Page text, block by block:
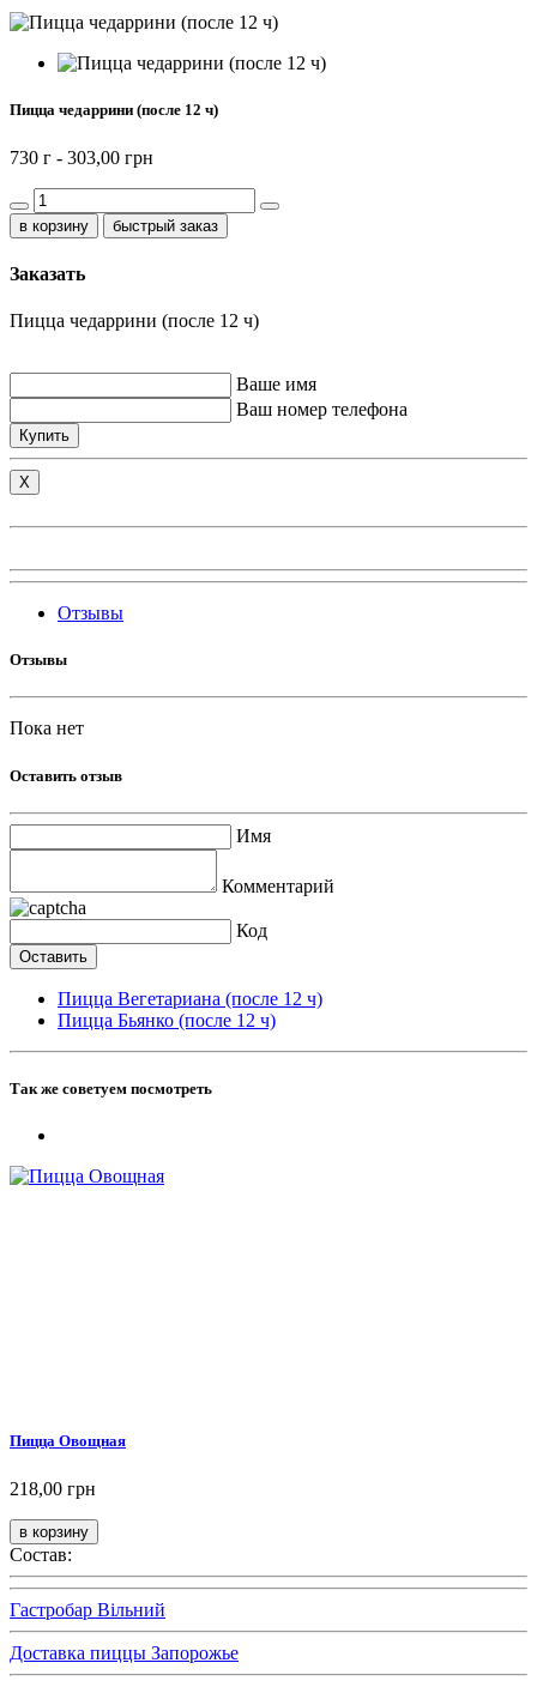
Пицца чедаррини (после 12 ч)
730 г - 303,00 грн
быстрый заказ
Заказать
Пицца чедаррини (после 12 ч)
Ваше имя
Ваш номер телефона
Купить
X
Отзывы
Отзывы
Пока нет
Оставить отзыв
Имя
Комментарий
Код
Пицца Вегетариана (после 12 ч)
Пицца Бьянко (после 12 ч)
Так же советуем посмотреть
Пицца Овощная
218,00 грн
Состав:
Гастробар Вільний
Доставка пиццы Запорожье